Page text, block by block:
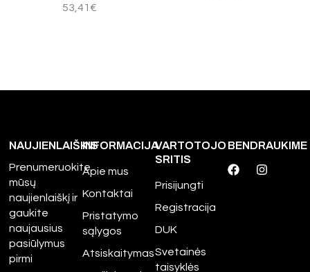
53,41 €
NAUJIENLAIŠKIS
Prenumeruokite
mūsų
naujienlaiškį ir
gaukite
naujausius
pasiūlymus
pirmi
INFORMACIJA
Apie mus
Kontaktai
Pristatymo
sąlygos
Atsiskaitymas
VARTOTOJO
SRITIS
Prisijungti
Registracija
DUK
Svetainės
taisyklės
BENDRAUKIME